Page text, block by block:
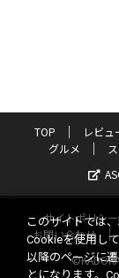
TOP レビュ
グルメ
サイトポリシー
お問い合わせ
このサイトでは
Cookieを使用し
以降のページに
とになります。